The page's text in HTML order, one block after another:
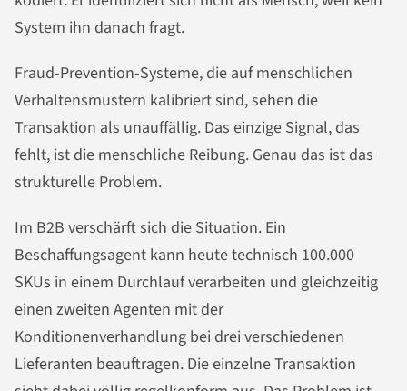
System ihn danach fragt.
Fraud-Prevention-Systeme, die auf menschlichen
Verhaltensmustern kalibriert sind, sehen die
Transaktion als unauffällig. Das einzige Signal, das
fehlt, ist die menschliche Reibung. Genau das ist das
strukturelle Problem.
Im B2B verschärft sich die Situation. Ein
Beschaffungsagent kann heute technisch 100.000
SKUs in einem Durchlauf verarbeiten und gleichzeitig
einen zweiten Agenten mit der
Konditionenverhandlung bei drei verschiedenen
Lieferanten beauftragen. Die einzelne Transaktion